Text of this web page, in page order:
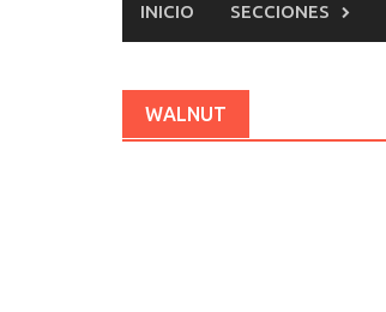
INICIO SECCIONES
WALNUT